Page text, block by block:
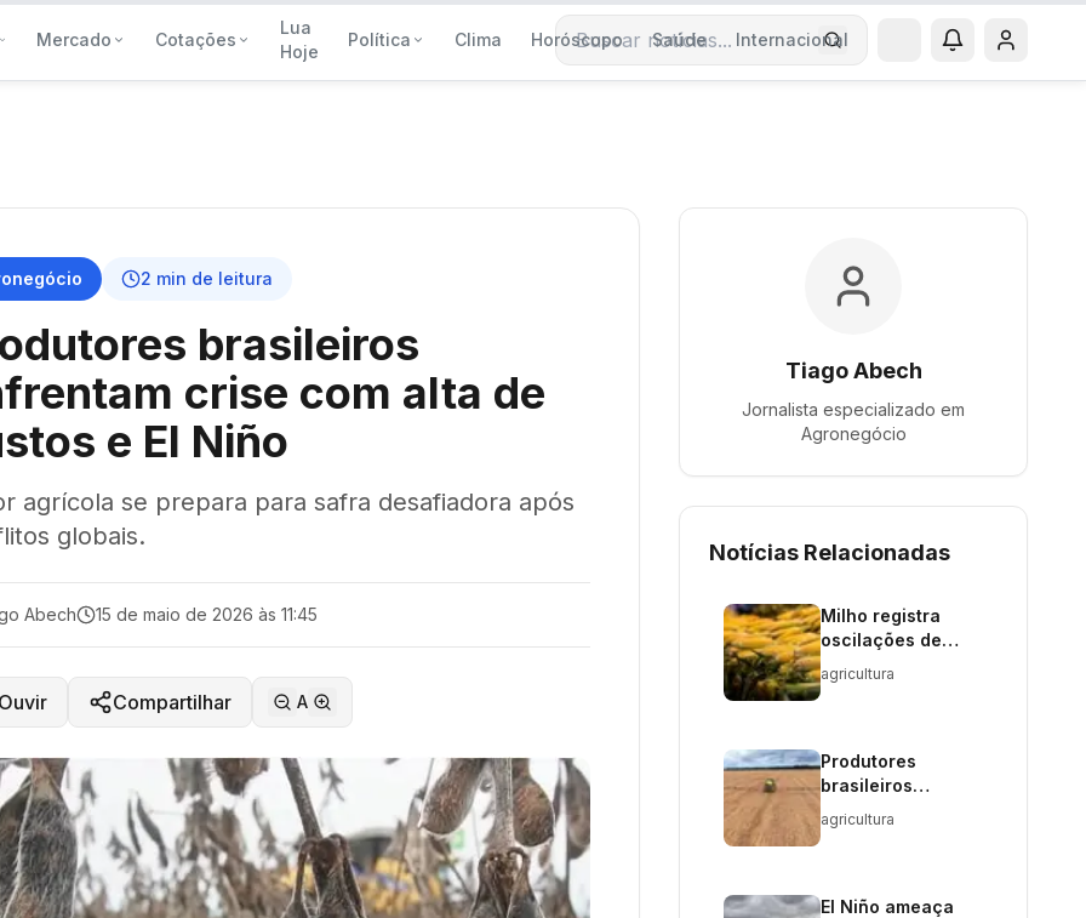
Mercado Cotações
Lua
Hoje
Política Clima Horóscopo Saúde Internacional
Buscar notícias
2 min de leitura
brasileiros
crise com alta de
e El Niño
agrícola se prepara para safra desafiadora após
globais.
Abech 15 de maio de 2026 às 11:45
Compartilhar A
Tiago Abech
Jornalista especializado em
Agronegócio
Notícias Relacionadas
Milho registra
oscilações de
preço enquanto
cenário interno é
agricultura
Produtores
brasileiros
enfrentam
aumento em
agricultura
El Niño ameaça